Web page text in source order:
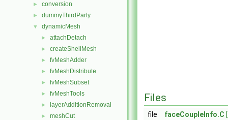
► conversion
► dummyThirdParty
▼ dynamicMesh
► attachDetach
► createShellMesh
► fvMeshAdder
► fvMeshDistribute
► fvMeshSubset
► fvMeshTools
► layerAdditionRemoval
► meshCut
Files
file faceCoupleInfo.C